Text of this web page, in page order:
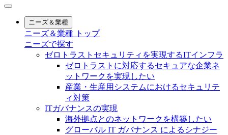
ニーズ＆業種
ニーズ＆業種 トップ
ニーズで探す
ゼロトラストセキュリティを実現するITインフラ
ゼロトラストに対応するセキュアな企業ネ
ットワークを実現したい
産業・生産用システムにおけるセキュリテ
ィ対策
ITガバナンスの実現
海外拠点とのネットワークを構築したい
グローバル IT ガバナンス によるシナジー